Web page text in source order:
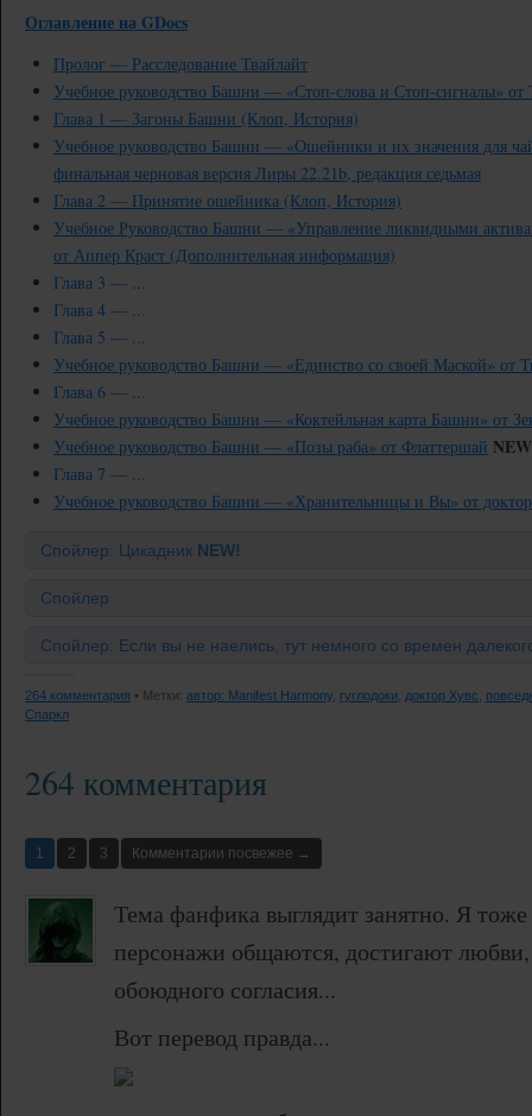
Оглавление на GDocs
Пролог — Расследование Твайлайт
Учебное руководство Башни — «Стоп-слова и Стоп-сигналы» от
Глава 1 — Загоны Башни (Клоп, История)
Учебное руководство Башни — «Ошейники и их значения для
финальная черновая версия Лиры 22.21b, редакция седьмая
Глава 2 — Принятие ошейника (Клоп, История)
Учебное Руководство Башни — «Управление ликвидными
от Аппер Краст (Дополнительная информация)
Глава 3 — ...
Глава 4 — ...
Глава 5 — ...
Учебное руководство Башни — «Единство со своей Маской» от
Глава 6 — ...
Учебное руководство Башни — «Коктейльная карта Башни» от
Учебное руководство Башни — «Позы раба» от Флаттершай
Глава 7 — ...
Учебное руководство Башни — «Хранительницы и Вы» от
Спойлер: Цикадник NEW!
Спойлер
Спойлер: Если вы не наелись, тут немного со времен
264 комментария • Метки: автор: Manifest Harmony гуглодоки доктор Хувс
Спаркл
264 комментария
1 2 3 Комментарии посвежее →
Тема фанфика выглядит занятно. Я
персонажи общаются, достигают
обоюдного согласия...
Вот перевод правда...